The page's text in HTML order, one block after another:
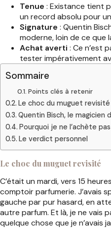
Tenue : Existance tient
un record absolu pour
Signature : Quentin
moderne, loin de ce que
Achat averti : Ce n’est
tester impérativement
Sommaire
Points clés à retenir
Le choc du muguet revisité
Quentin Bisch, le magicien
Pourquoi je ne l’achète pas
Le verdict personnel
Le choc du muguet revisité
C’était un mardi, vers 15
comptoir parfumerie. J’avais
gauche par pur hasard, en
autre parfum. Et là, je ne vais
quelque chose que je n’avais